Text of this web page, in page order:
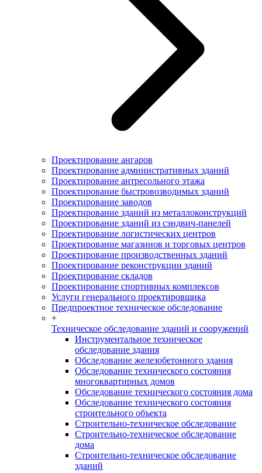
Проектирование ангаров
Проектирование административных зданий
Проектирование антресольного этажа
Проектирование быстровозводимых зданий
Проектирование заводов
Проектирование зданий из металлоконструкций
Проектирование зданий из сэндвич-панелей
Проектирование логистических центров
Проектирование магазинов и торговых центров
Проектирование производственных зданий
Проектирование реконструкции зданий
Проектирование складов
Проектирование спортивных комплексов
Услуги генерального проектировщика
Предпроектное техническое обследование
+
Техническое обследование зданий и сооружений
Инструментальное техническое
обследование здания
Обследование железобетонного здания
Обследование технического состояния
многоквартирных домов
Обследование технического состояния дома
Обследование технического состояния
строительного объекта
Строительно-техническое обследование
Строительно-техническое обследование
дома
Строительно-техническое обследование
зданий